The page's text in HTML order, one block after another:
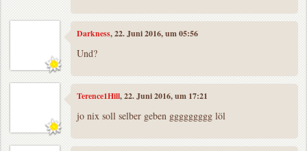
Darkness, 22. Juni 2016, um 05:56
Und?
Terence1Hill, 22. Juni 2016, um 17:21
jo nix soll selber geben ggggggggg löl